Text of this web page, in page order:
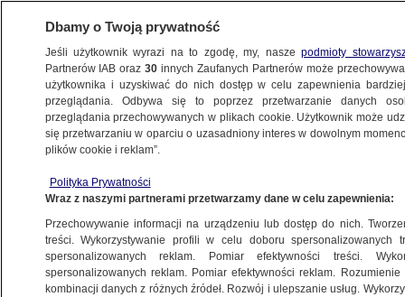
METEO
POLSKA
Pogoda na dziś: opady różnego
rodzaju i niekorzystny biomet
Smog w Polsce. Miejscami poważnie
przekroczono normy
Dbamy o Twoją prywatność
Jeśli użytkownik wyrazi na to zgodę, my, naszepodmioty
Partnerów IAB oraz30 innych Zaufanych Partnerów może
użytkownika i uzyskiwać do nich dostęp w celu zapewnienia
przeglądania. Odbywa się to poprzez przetwarzanie danych
przeglądania przechowywanych w plikach cookie. Użytkownik może
się przetwarzaniu w oparciu o uzasadniony interes w dowolnym
plików cookie i reklam”.
Polityka Prywatności
Wraz z naszymi partnerami przetwarzamy dane w celu zapewnienia:
Przechowywanie informacji na urządzeniu lub dostęp do nich.
treści. Wykorzystywanie profili w celu doboru spersonalizowanych
spersonalizowanych reklam. Pomiar efektywności treści.
spersonalizowanych reklam. Pomiar efektywności reklam.
kombinacji danych z różnych źródeł. Rozwój i ulepszanie usług.